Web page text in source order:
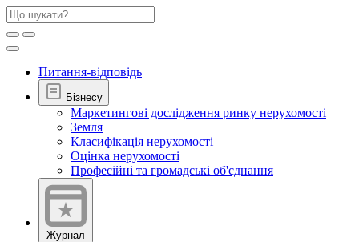
Питання-відповідь
Бізнесу
Маркетингові дослідження ринку нерухомості
Земля
Класифікація нерухомості
Оцінка нерухомості
Професійні та громадські об'єднання
Журнал